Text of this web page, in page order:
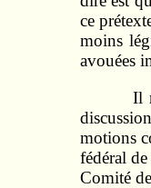
ce
moins
avouées
Il
motions
fédéral
Comité